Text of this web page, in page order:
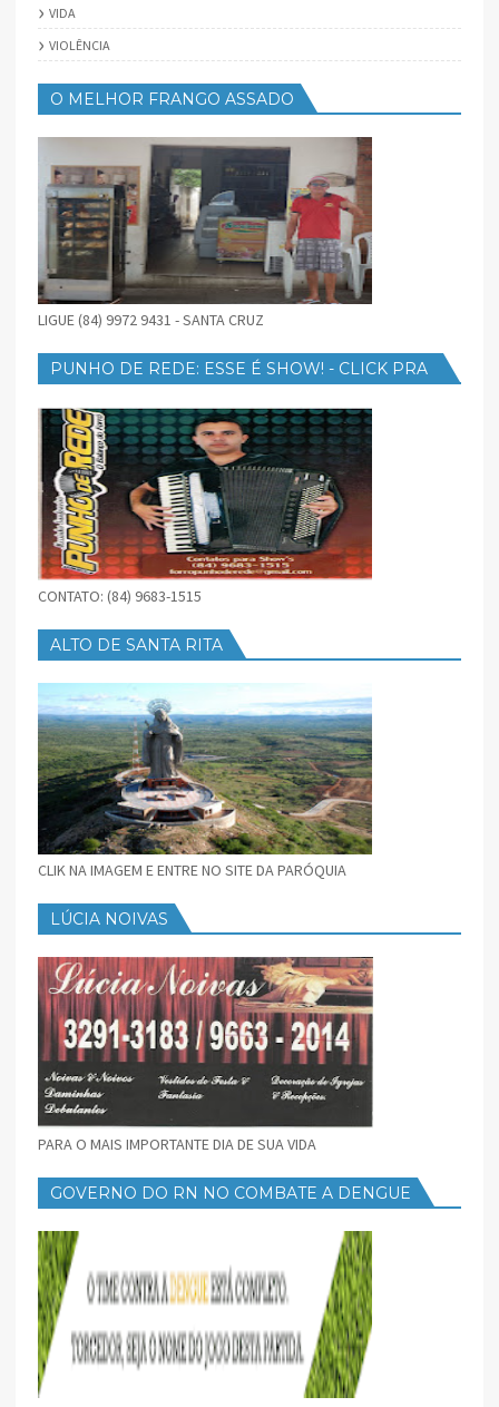
VIDA
VIOLÊNCIA
O MELHOR FRANGO ASSADO
LIGUE (84) 9972 9431 - SANTA CRUZ
PUNHO DE REDE: ESSE É SHOW! - CLICK PRA
CONTATO: (84) 9683-1515
ALTO DE SANTA RITA
CLIK NA IMAGEM E ENTRE NO SITE DA PARÓQUIA
LÚCIA NOIVAS
PARA O MAIS IMPORTANTE DIA DE SUA VIDA
GOVERNO DO RN NO COMBATE A DENGUE